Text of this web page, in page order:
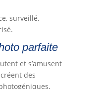
surveillé,
parfaite
et s’amusent
des